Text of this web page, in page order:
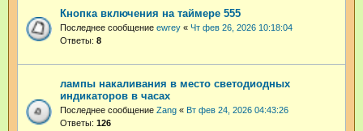
Кнопка включения на таймере 555
Последнее сообщение ewrey « Чт фев 26, 2026 10:18:04
Ответы: 8
лампы накаливания в место светодиодных
индикаторов в часах
Последнее сообщение Zang « Вт фев 24, 2026 04:43:26
Ответы: 126